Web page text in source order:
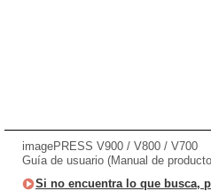
imagePRESS V900 / V800 / V700
Guía de usuario (Manual de
Si no encuentra lo que busca,